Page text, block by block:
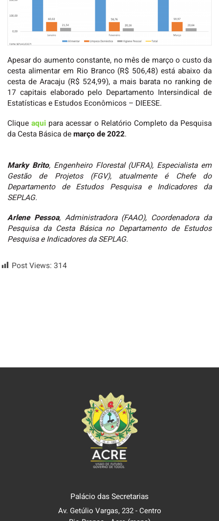
Apesar do aumento constante, no mês de março o custo da
cesta alimentar em Rio Branco (R$ 506,48) está abaixo da
cesta de Aracaju (R$ 524,99), a mais barata no ranking de
17 capitais elaborado pelo Departamento Intersindical de
Estatísticas e Estudos Econômicos – DIEESE.
Cliqueaqui para acessar o Relatório Completo da Pesquisa
da Cesta Básica demarço de 2022.
Marky Brito, Engenheiro Florestal (UFRA), Especialista em
Gestão de Projetos (FGV), atualmente é Chefe do
Departamento de Estudos Pesquisa e Indicadores da
SEPLAG.
Arlene Pessoa, Administradora (FAAO), Coordenadora da
Pesquisa da Cesta Básica no Departamento de Estudos
Pesquisa e Indicadores da SEPLAG.
Post Views: 314
Palácio das Secretarias
Av. Getúlio Vargas, 232 - Centro